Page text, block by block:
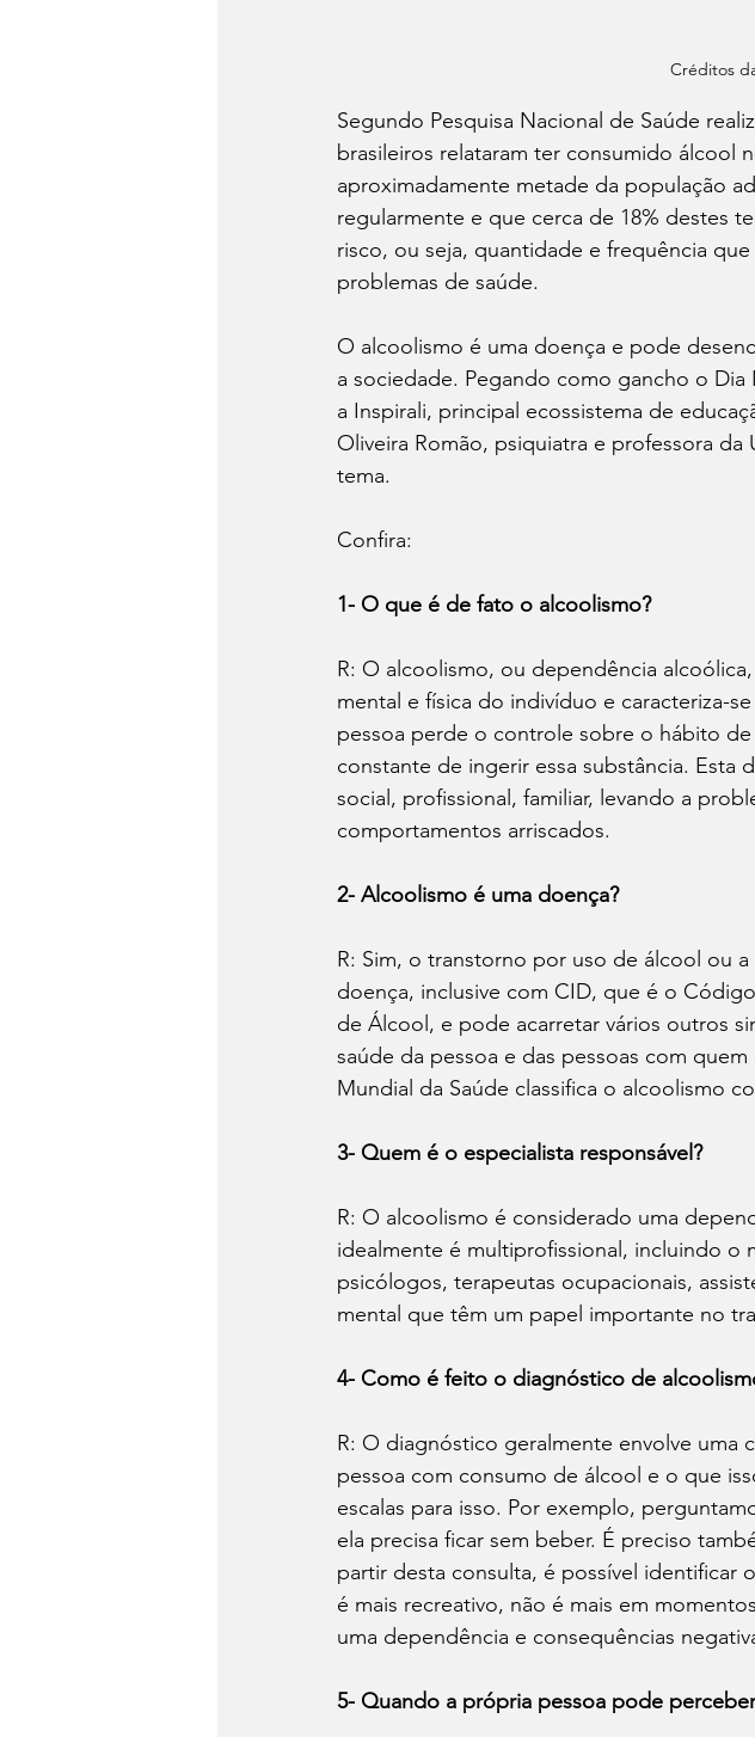
Créditos
Segundo Pesquisa Nacional de Saúde
brasileiros relataram ter consumido álcool
aproximadamente metade da população
regularmente e que cerca de 18% destes
risco, ou seja, quantidade e frequência
problemas de saúde.
O alcoolismo é uma doença e pode
a sociedade. Pegando como gancho o
a Inspirali, principal ecossistema de
Oliveira Romão, psiquiatra e professora
tema.
Confira:
1- O que é de fato o alcoolismo?
R: O alcoolismo, ou dependência
mental e física do indivíduo e caracteriza-
pessoa perde o controle sobre o hábito
constante de ingerir essa substância. Esta
social, profissional, familiar, levando a
comportamentos arriscados.
2- Alcoolismo é uma doença?
R: Sim, o transtorno por uso de álcool ou
doença, inclusive com CID, que é o
de Álcool, e pode acarretar vários outros
saúde da pessoa e das pessoas com
Mundial da Saúde classifica o alcoolismo
3- Quem é o especialista responsável?
R: O alcoolismo é considerado uma
idealmente é multiprofissional, incluindo o
psicólogos, terapeutas ocupacionais,
mental que têm um papel importante no
4- Como é feito o diagnóstico de
R: O diagnóstico geralmente envolve uma
pessoa com consumo de álcool e o que
escalas para isso. Por exemplo,
ela precisa ficar sem beber. É preciso
partir desta consulta, é possível identificar
é mais recreativo, não é mais em
uma dependência e consequências
5- Quando a própria pessoa pode